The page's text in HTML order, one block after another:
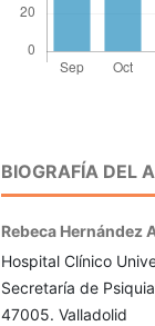
BIOGRAFÍA DEL
Rebeca Hernández
Hospital Clínico
Secretaría de
47005. Valladolid